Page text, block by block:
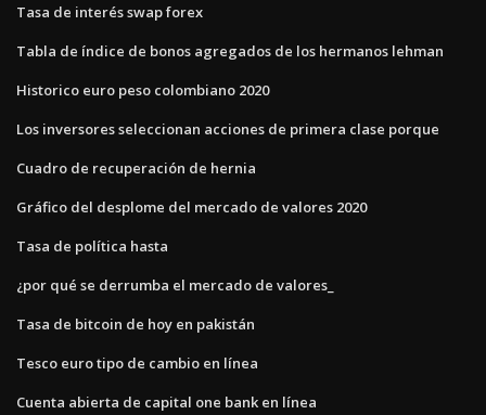
Tasa de interés swap forex
Tabla de índice de bonos agregados de los hermanos lehman
Historico euro peso colombiano 2020
Los inversores seleccionan acciones de primera clase porque
Cuadro de recuperación de hernia
Gráfico del desplome del mercado de valores 2020
Tasa de política hasta
¿por qué se derrumba el mercado de valores_
Tasa de bitcoin de hoy en pakistán
Tesco euro tipo de cambio en línea
Cuenta abierta de capital one bank en línea